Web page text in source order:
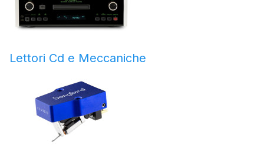
Lettori Cd e Meccaniche